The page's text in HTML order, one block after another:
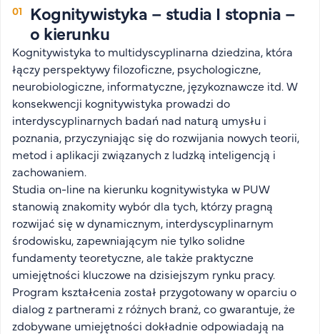
O rekrutacji
Jak zostać studentem AHE
Biuro rekrutacji
Zasady przyjęcia na studia
Harmonogram przyjęć na studia
O PUW
O nas
Akademia Online
Jak się studiuje przez Internet?
FAQ
Nasi wykładowcy
Strefa wiedzy
Kontakt
Górny pasek
Rekrutacja
Platforma zdalnego nauczania
Kognitywistyka – studia I stopnia –
o kierunku
Kognitywistyka to multidyscyplinarna dziedzina, która
łączy perspektywy filozoficzne, psychologiczne,
neurobiologiczne, informatyczne, językoznawcze itd. W
konsekwencji kognitywistyka prowadzi do
interdyscyplinarnych badań nad naturą umysłu i
poznania, przyczyniając się do rozwijania nowych teorii,
metod i aplikacji związanych z ludzką inteligencją i
zachowaniem.
Studia on-line na kierunku kognitywistyka w PUW
stanowią znakomity wybór dla tych, którzy pragną
rozwijać się w dynamicznym, interdyscyplinarnym
środowisku, zapewniającym nie tylko solidne
fundamenty teoretyczne, ale także praktyczne
umiejętności kluczowe na dzisiejszym rynku pracy.
Program kształcenia został przygotowany w oparciu o
dialog z partnerami z różnych branż, co gwarantuje, że
zdobywane umiejętności dokładnie odpowiadają na